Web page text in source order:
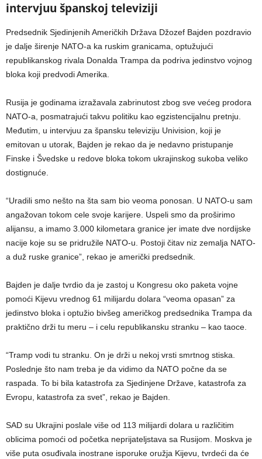
intervjuu španskoj televiziji
Predsednik Sjedinjenih Američkih Država Džozef Bajden pozdravio
je dalje širenje NATO-a ka ruskim granicama, optužujući
republikanskog rivala Donalda Trampa da podriva jedinstvo vojnog
bloka koji predvodi Amerika.
Rusija je godinama izražavala zabrinutost zbog sve većeg prodora
NATO-a, posmatrajući takvu politiku kao egzistencijalnu pretnju.
Međutim, u intervjuu za špansku televiziju Univision, koji je
emitovan u utorak, Bajden je rekao da je nedavno pristupanje
Finske i Švedske u redove bloka tokom ukrajinskog sukoba veliko
dostignuće.
“Uradili smo nešto na šta sam bio veoma ponosan. U NATO-u sam
angažovan tokom cele svoje karijere. Uspeli smo da proširimo
alijansu, a imamo 3.000 kilometara granice jer imate dve nordijske
nacije koje su se pridružile NATO-u. Postoji čitav niz zemalja NATO-
a duž ruske granice”, rekao je američki predsednik.
Bajden je dalje tvrdio da je zastoj u Kongresu oko paketa vojne
pomoći Kijevu vrednog 61 milijardu dolara “veoma opasan” za
jedinstvo bloka i optužio bivšeg američkog predsednika Trampa da
praktično drži tu meru – i celu republikansku stranku – kao taoce.
“Tramp vodi tu stranku. On je drži u nekoj vrsti smrtnog stiska.
Poslednje što nam treba je da vidimo da NATO počne da se
raspada. To bi bila katastrofa za Sjedinjene Države, katastrofa za
Evropu, katastrofa za svet”, rekao je Bajden.
SAD su Ukrajini poslale više od 113 milijardi dolara u različitim
oblicima pomoći od početka neprijateljstava sa Rusijom. Moskva je
više puta osuđivala inostrane isporuke oružja Kijevu, tvrdeći da će